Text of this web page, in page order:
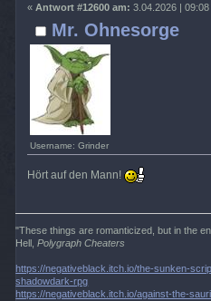
Mr. Ohnesorge
Username: Grinder
« Antwort #12600 am: 3.04.2026 | 09:08
Hört auf den Mann!
"These things are romanticized, but in the
Hell,Polygraph Cheaters
https://negativeblack.itch.io/the-sunken-
shadowdark-rpg
https://negativeblack.itch.io/against-the-